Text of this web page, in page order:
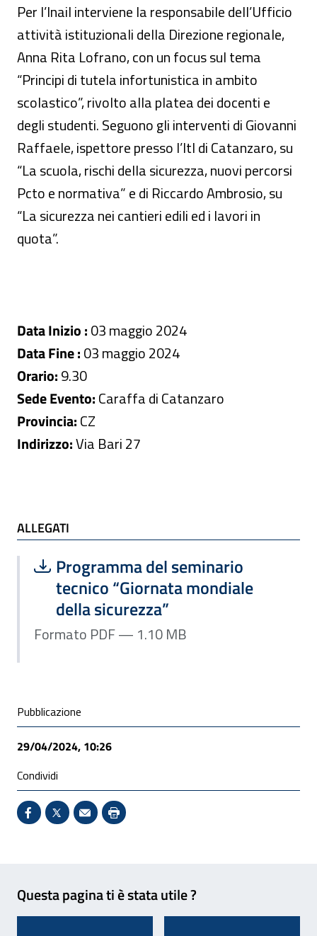
Per l’Inail interviene la responsabile dell’Ufficio
attività istituzionali della Direzione regionale,
Anna Rita Lofrano, con un focus sul tema
“Principi di tutela infortunistica in ambito
scolastico”, rivolto alla platea dei docenti e
degli studenti. Seguono gli interventi di Giovanni
Raffaele, ispettore presso l’Itl di Catanzaro, su
“La scuola, rischi della sicurezza, nuovi percorsi
Pcto e normativa” e di Riccardo Ambrosio, su
“La sicurezza nei cantieri edili ed i lavori in
quota”.
Data Inizio :03 maggio 2024
Data Fine :03 maggio 2024
Orario:9.30
Sede Evento:Caraffa di Catanzaro
Provincia:CZ
Indirizzo:Via Bari 27
ALLEGATI
ALLEGATI
Scarica file:
Programma del seminario
tecnico “Giornata mondiale
della sicurezza”
Formato PDF — Dimensione 1.10 MB
Formato PDF — 1.10 MB
Condivisione social
Pubblicazione
29/04/2024, 10:26
Condividi
Condividi su Facebook - Sito esterno - Apertura in
X - Sito esterno - Apertura in nuova finestra
Invio Mail: apre il programma di posta
Stampa pagina: scelta meno
Questa pagina ti è stata utile ?